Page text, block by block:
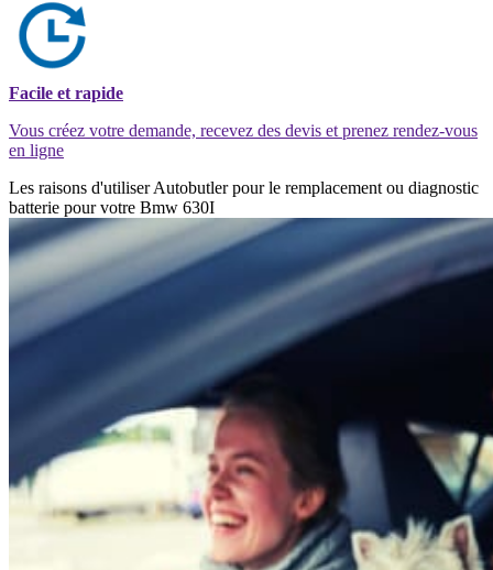
Facile et rapide
Vous créez votre demande, recevez des devis et prenez rendez-vous
en ligne
Les raisons d'utiliser Autobutler pour le remplacement ou diagnostic
batterie pour votre Bmw 630I